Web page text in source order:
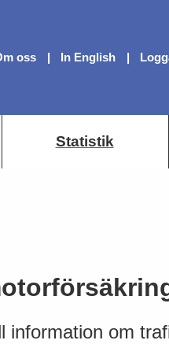
oss In English
Statistik
information om